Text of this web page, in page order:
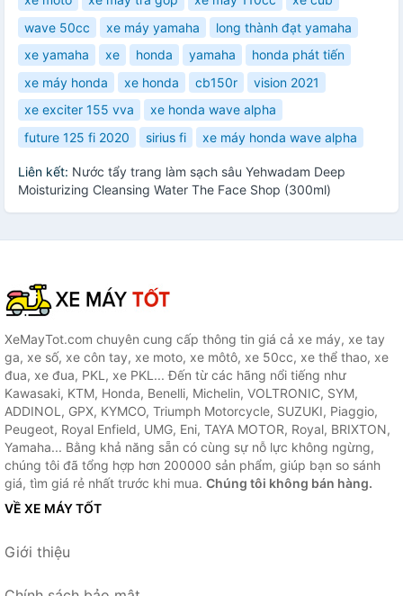
wave 50cc
xe máy yamaha
long thành đạt yamaha
xe yamaha
xe honda yamaha
honda phát tiến
xe máy honda
xe honda cb150r
vision 2021
xe exciter 155 vva
xe honda wave alpha
future 125 fi 2020
sirius fi xe máy honda wave alpha
Liên kết: Nước tẩy trang làm sạch sâu Yehwadam Deep
Moisturizing Cleansing Water The Face Shop (300ml)
XeMayTot.com chuyên cung cấp thông tin giá cả xe máy, xe tay
ga, xe số, xe côn tay, xe moto, xe môtô, xe 50cc, xe thể thao, xe
đua, xe đua, PKL, xe PKL... Đến từ các hãng nổi tiếng như
Kawasaki, KTM, Honda, Benelli, Michelin, VOLTRONIC, SYM,
ADDINOL, GPX, KYMCO, Triumph Motorcycle, SUZUKI, Piaggio,
Peugeot, Royal Enfield, UMG, Eni, TAYA MOTOR, Royal, BRIXTON,
Yamaha... Bằng khả năng sẵn có cùng sự nỗ lực không ngừng,
chúng tôi đã tổng hợp hơn 200000 sản phẩm, giúp bạn so sánh
giá, tìm giá rẻ nhất trước khi mua. Chúng tôi không bán hàng.
VỀ XE MÁY TỐT
Giới thiệu